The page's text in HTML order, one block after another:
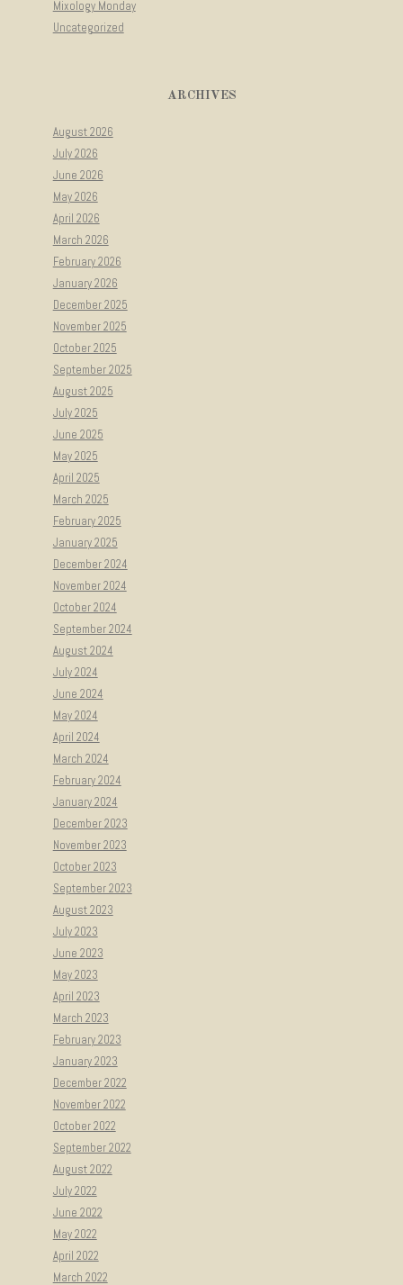
Mixology Monday
Uncategorized
ARCHIVES
August 2026
July 2026
June 2026
May 2026
April 2026
March 2026
February 2026
January 2026
December 2025
November 2025
October 2025
September 2025
August 2025
July 2025
June 2025
May 2025
April 2025
March 2025
February 2025
January 2025
December 2024
November 2024
October 2024
September 2024
August 2024
July 2024
June 2024
May 2024
April 2024
March 2024
February 2024
January 2024
December 2023
November 2023
October 2023
September 2023
August 2023
July 2023
June 2023
May 2023
April 2023
March 2023
February 2023
January 2023
December 2022
November 2022
October 2022
September 2022
August 2022
July 2022
June 2022
May 2022
April 2022
March 2022